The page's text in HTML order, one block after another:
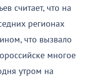
считает, что на
регионах
что вызвало
многое
утром на